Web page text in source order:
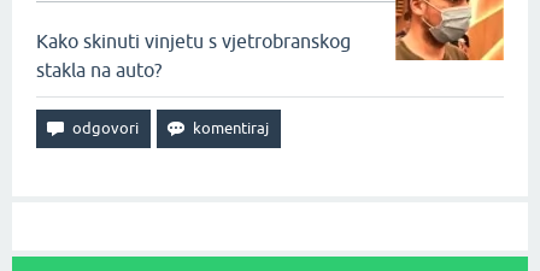
Kako skinuti vinjetu s vjetrobranskog
stakla na auto?